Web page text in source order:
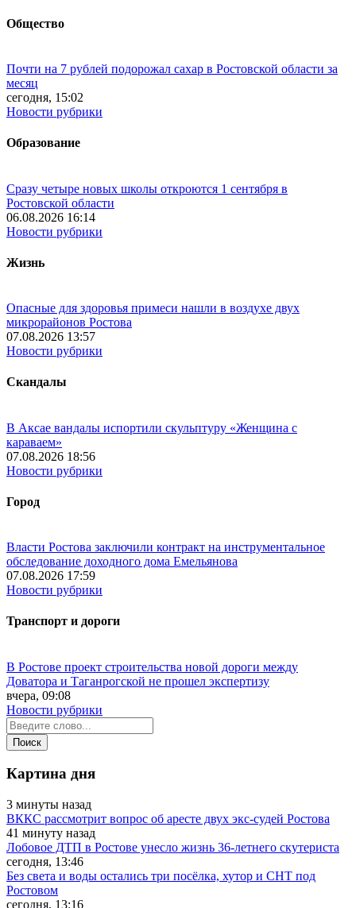
Общество
Почти на 7 рублей подорожал сахар в Ростовской области за
месяц
сегодня, 15:02
Новости рубрики
Образование
Сразу четыре новых школы откроются 1 сентября в
Ростовской области
06.08.2026 16:14
Новости рубрики
Жизнь
Опасные для здоровья примеси нашли в воздухе двух
микрорайонов Ростова
07.08.2026 13:57
Новости рубрики
Скандалы
В Аксае вандалы испортили скульптуру «Женщина с
караваем»
07.08.2026 18:56
Новости рубрики
Город
Власти Ростова заключили контракт на инструментальное
обследование доходного дома Емельянова
07.08.2026 17:59
Новости рубрики
Транспорт и дороги
В Ростове проект строительства новой дороги между
Доватора и Таганрогской не прошел экспертизу
вчера, 09:08
Новости рубрики
Картина дня
3 минуты назад
ВККС рассмотрит вопрос об аресте двух экс-судей Ростова
41 минуту назад
Лобовое ДТП в Ростове унесло жизнь 36-летнего скутериста
сегодня, 13:46
Без света и воды остались три посёлка, хутор и СНТ под
Ростовом
сегодня, 13:16